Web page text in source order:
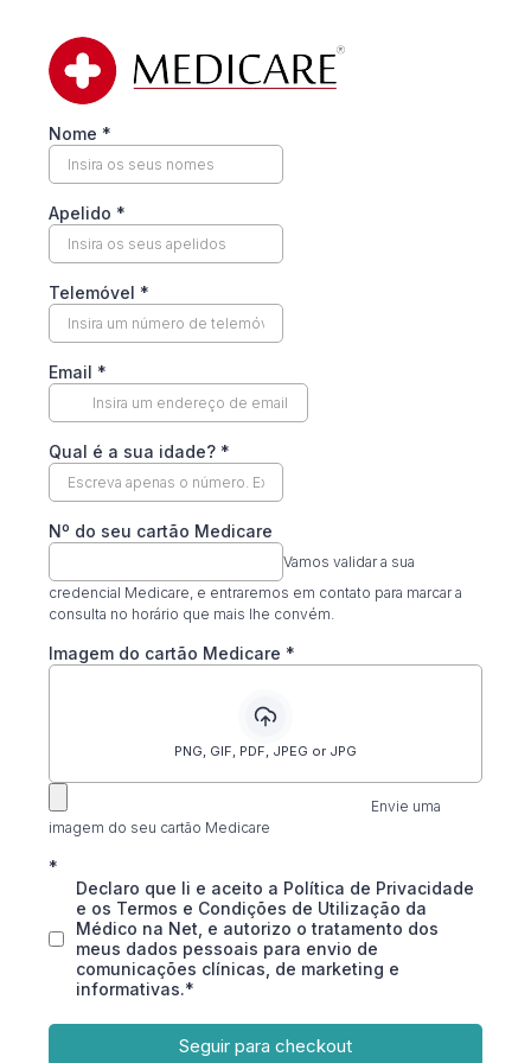
Nome *
Apelido *
Telemóvel *
Email *
Qual é a sua idade? *
Nº do seu cartão Medicare
Vamos validar a sua
credencial Medicare, e entraremos em contato para marcar a
consulta no horário que mais lhe convém.
Imagem do cartão Medicare *
PNG, GIF, PDF, JPEG or JPG
Envie uma
imagem do seu cartão Medicare
*
Declaro que li e aceito a Política de Privacidade
e os Termos e Condições de Utilização da
Médico na Net, e autorizo o tratamento dos
meus dados pessoais para envio de
comunicações clínicas, de marketing e
informativas.*
Seguir para checkout